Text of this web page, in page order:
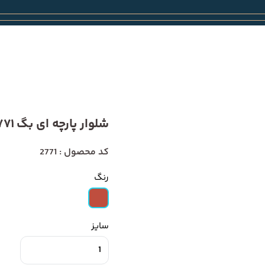
شلوار پارچه ای بگ 2771
کد محصول : 2771
رنگ
سایز
1